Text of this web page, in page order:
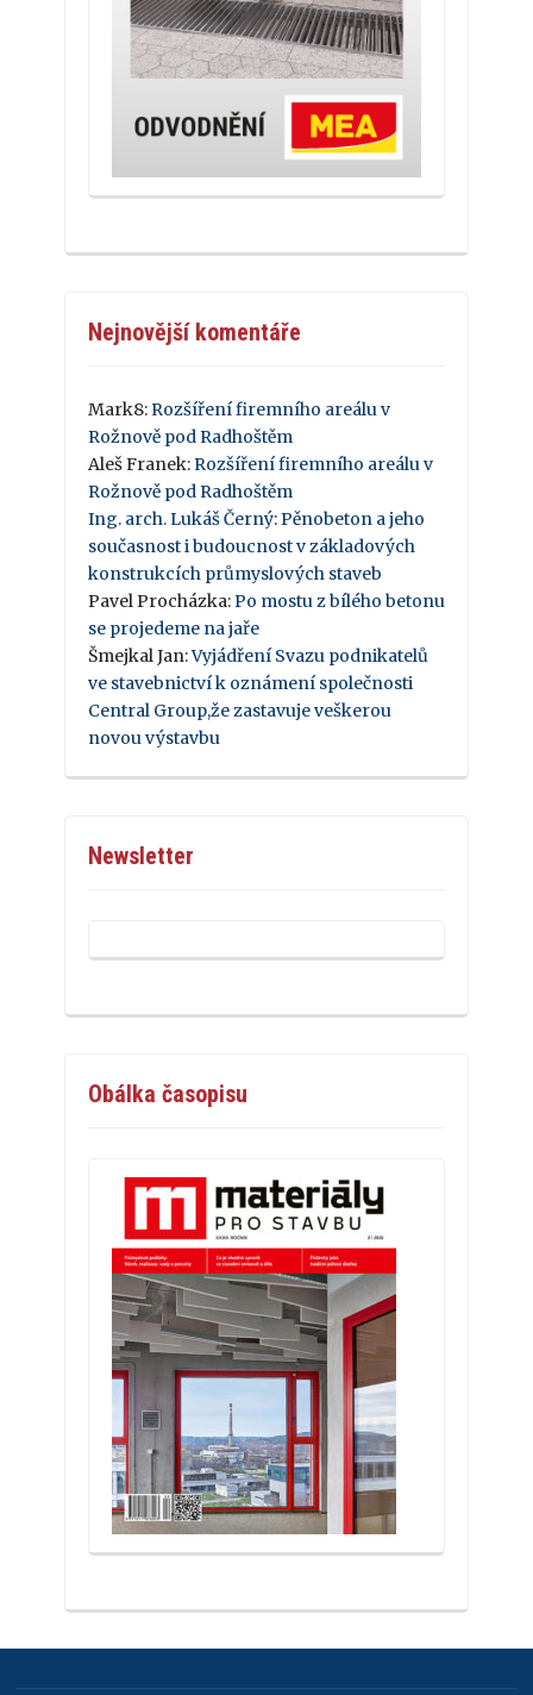
Nejnovější komentáře
Mark8: Rozšíření firemního areálu v
Rožnově pod Radhoštěm
Aleš Franek: Rozšíření firemního areálu v
Rožnově pod Radhoštěm
Ing. arch. Lukáš Černý: Pěnobeton a jeho
současnost i budoucnost v základových
konstrukcích průmyslových staveb
Pavel Procházka: Po mostu z bílého betonu
se projedeme na jaře
Šmejkal Jan:Vyjádření Svazu podnikatelů
ve stavebnictví k oznámení společnosti
Central Group,že zastavuje veškerou
novou výstavbu
Newsletter
Obálka časopisu